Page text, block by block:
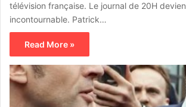
télévision française. Le journal de 20H
incontournable. Patrick…
Read More »